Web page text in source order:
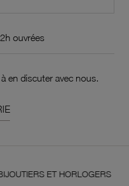
ouvrées
en discuter avec nous.
ET HORLOGERS